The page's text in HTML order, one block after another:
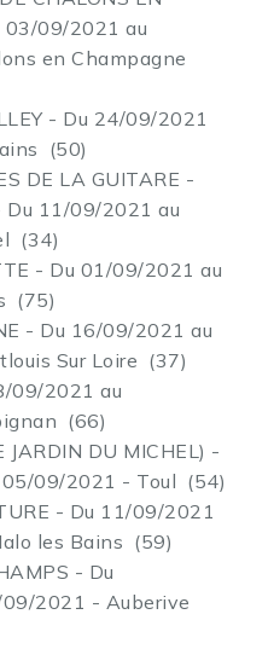
03/09/2021 au
en Champagne
- Du 24/09/2021
(50)
DE LA GUITARE -
Du 11/09/2021 au
(34)
- Du 01/09/2021 au
(75)
- Du 16/09/2021 au
Sur Loire (37)
09/2021 au
(66)
JARDIN DU MICHEL) -
09/2021 - Toul (54)
- Du 11/09/2021
les Bains (59)
- Du
2021 - Auberive